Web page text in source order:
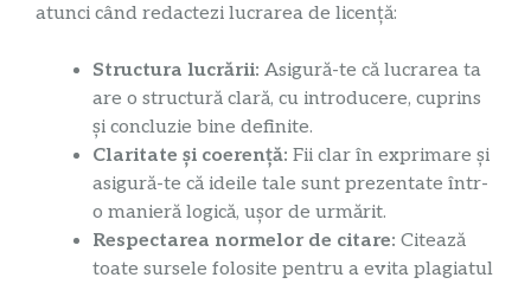
atunci când redactezi lucrarea de licență:
Structura lucrării: Asigură-te că lucrarea ta
are o structură clară, cu introducere, cuprins
și concluzie bine definite.
Claritate și coerență: Fii clar în exprimare și
asigură-te că ideile tale sunt prezentate într-
o manieră logică, ușor de urmărit.
Respectarea normelor de citare: Citează
toate sursele folosite pentru a evita plagiatul